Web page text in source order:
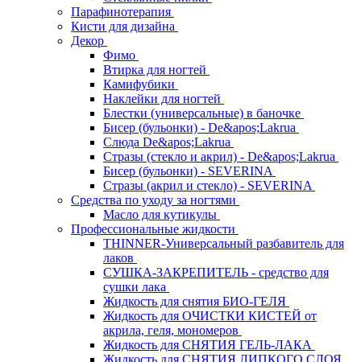
Парафинотерапия
Кисти для дизайна
Декор
Фимо
Втирка для ногтей
Камифубики
Наклейки для ногтей
Блестки (универсальные) в баночке
Бисер (бульонки) - De&apos;Lakrua
Слюда De&apos;Lakrua
Стразы (стекло и акрил) - De&apos;Lakrua
Бисер (бульонки) - SEVERINA
Стразы (акрил и стекло) - SEVERINA
Средства по уходу за ногтями
Масло для кутикулы
Профессиональные жидкости
THINNER-Универсальный разбавитель для
лаков
СУШКА-ЗАКРЕПИТЕЛЬ - средство для
сушки лака
Жидкость для снятия БИО-ГЕЛЯ
Жидкость для ОЧИСТКИ КИСТЕЙ от
акрила, геля, мономеров
Жидкость для СНЯТИЯ ГЕЛЬ-ЛАКА
Жидкость для СНЯТИЯ ЛИПКОГО СЛОЯ